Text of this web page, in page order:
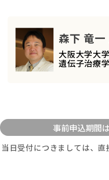
森下 竜一
大阪大学大
遺伝子治療
当日受付につきましては、